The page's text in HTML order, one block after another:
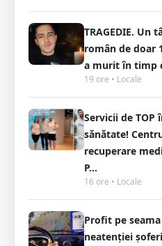
TRAGEDIE. Un
român de doar
a murit în timp
19 ore • Locale
Servicii de TOP
sănătate!
recuperare
P...
16 ore • Locale
Profit pe seama
neatenției